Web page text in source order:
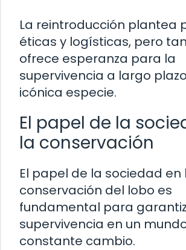
La reintroducción plantea
éticas y logísticas, pero
ofrece esperanza para la
supervivencia a largo
icónica especie.
El papel de la
la conservación
El papel de la sociedad en
conservación del lobo es
fundamental para
supervivencia en un
constante cambio.